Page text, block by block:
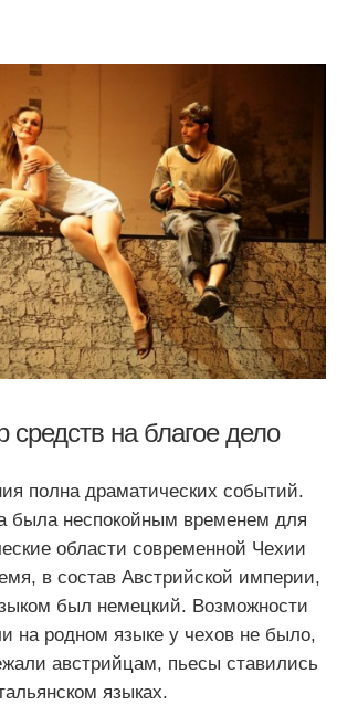
на благое дело
полна драматических событий.
была неспокойным временем для
области современной Чехии
в состав Австрийской империи,
был немецкий. Возможности
на родном языке у чехов не было,
австрийцам, пьесы ставились
языках.